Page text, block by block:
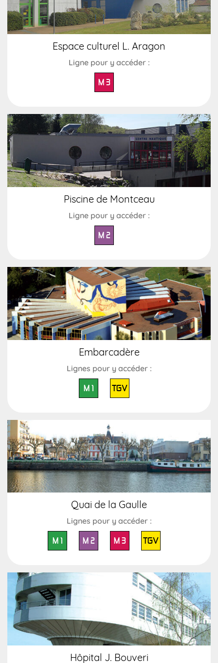
Espace culturel L. Aragon
Ligne pour y accéder :
M 3
Piscine de Montceau
Ligne pour y accéder :
M 2
Embarcadère
Lignes pour y accéder :
M 1
TGV
Quai de la Gaulle
Lignes pour y accéder :
M 1
M 2 M 3 TGV
Hôpital J. Bouveri